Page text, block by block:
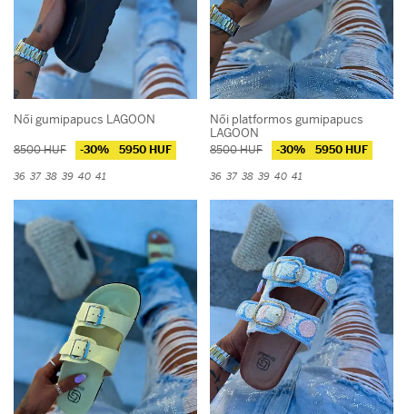
Női gumipapucs LAGOON
8500 HUF -30% 5950 HUF
36 37 38 39 40 41
Női platformos gumipapucs
LAGOON
8500 HUF -30% 5950 HUF
36 37 38 39 40 41